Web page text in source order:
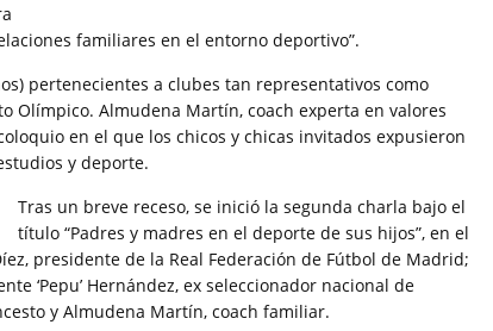
familiares en el entorno deportivo”.
pertenecientes a clubes tan representativos como
Olímpico. Almudena Martín, coach experta en valores
en el que los chicos y chicas invitados expusieron
y deporte.
Tras un breve receso, se inició la segunda charla bajo el
título “Padres y madres en el deporte de sus hijos”, en el
presidente de la Real Federación de Fútbol de Madrid;
‘Pepu’ Hernández, ex seleccionador nacional de
y Almudena Martín, coach familiar.